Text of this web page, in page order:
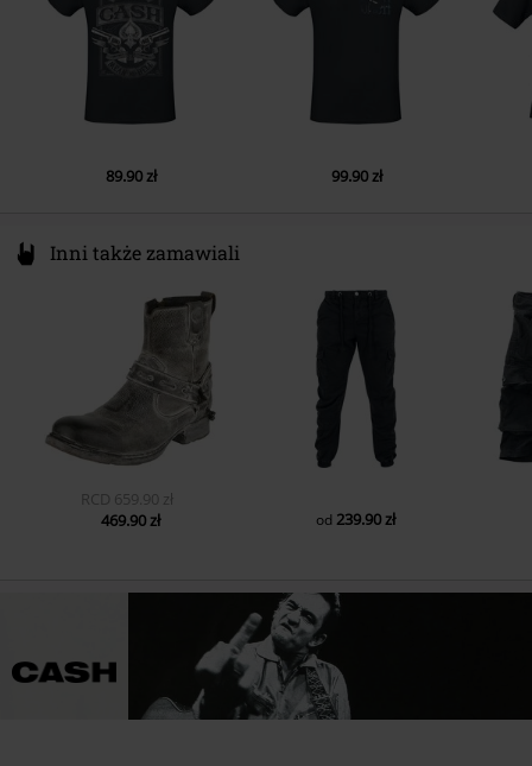
Bez kieszeni
89.90 zł 99.90 zł
Inni także zamawiali
RCD 659.90 zł
469.90 zł
od 239.90 zł